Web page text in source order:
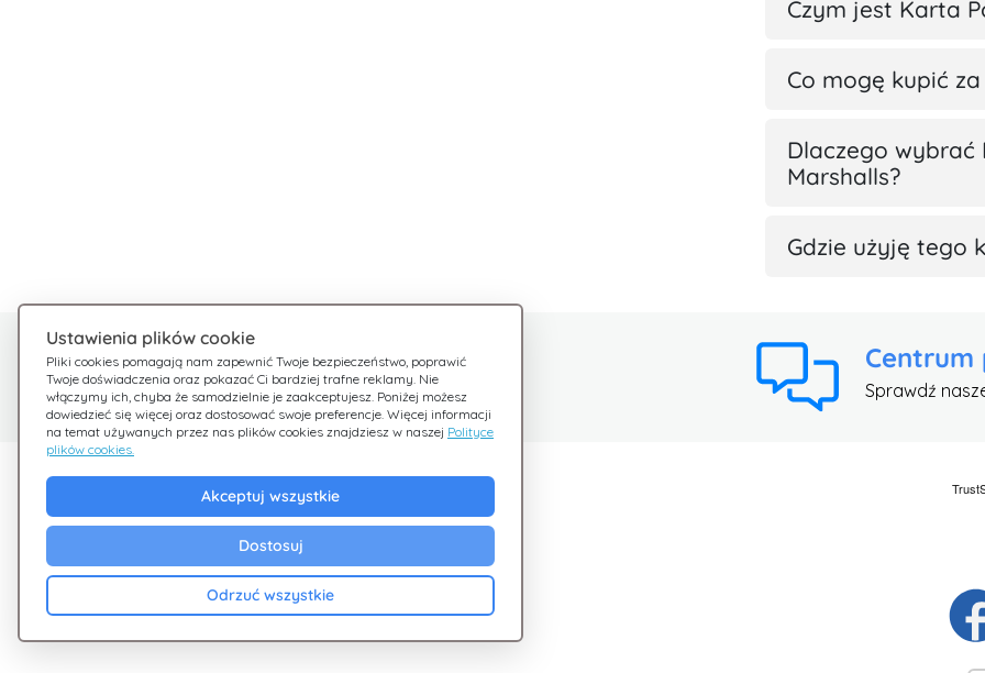
Czym jest Karta
Co mogę kupić
Dlaczego wybrać
Marshalls?
Gdzie użyję tego
Ustawienia plików cookie
Pliki cookies pomagają nam zapewnić Twoje bezpieczeństwo, poprawić
Twoje doświadczenia oraz pokazać Ci bardziej trafne reklamy. Nie
włączymy ich, chyba że samodzielnie je zaakceptujesz. Poniżej możesz
dowiedzieć się więcej oraz dostosować swoje preferencje. Więcej informacji
na temat używanych przez nas plików cookies znajdziesz w naszej Polityce
plików cookies.
Akceptuj wszystkie
Dostosuj
Odrzuć wszystkie
Potrzebujesz pomocy?
Jesteśmy tu dla Ciebie
Centrum
Sprawdź
Odkryj Giftsy
Promocje
Firma
Zasady i warunki
Polityka Prywatności